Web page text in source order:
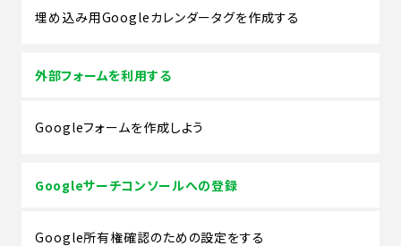
埋め込み用Googleカレンダータグを作成する
外部フォームを利用する
Googleフォームを作成しよう
Googleサーチコンソールへの登録
Google所有権確認のための設定をする